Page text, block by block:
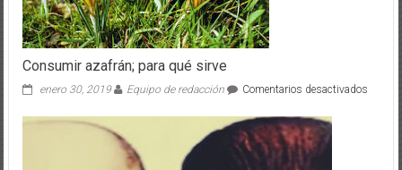
Consumir azafrán; para qué sirve
enero 30, 2019 Equipo de redacción Comentarios desactivadosen